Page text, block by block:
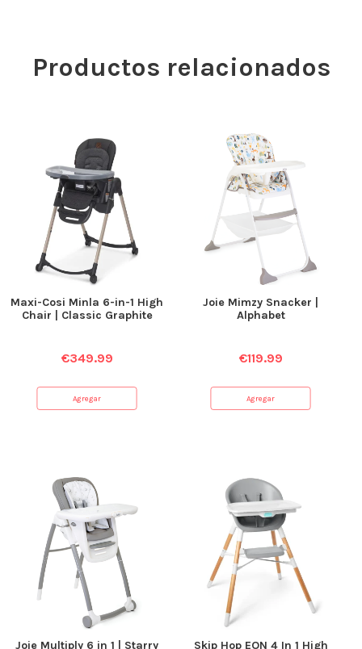
Productos relacionados
Maxi-Cosi Minla 6-in-1 High
Chair | Classic Graphite
€349.99
Agregar
Joie Mimzy Snacker |
Alphabet
€119.99
Agregar
Joie Multiply 6 in 1 | Starry
Skip Hop EON 4 In 1 High